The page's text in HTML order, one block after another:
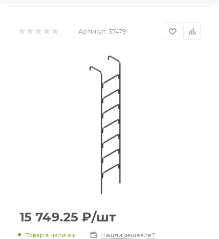
Артикул: 37479
15 749.25 ₽/шт
Товар в наличии Нашли дешевле?